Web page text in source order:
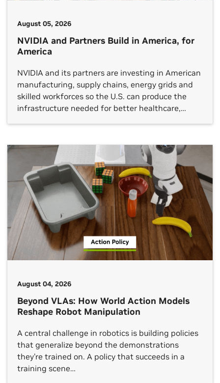
August 05, 2026
NVIDIA and Partners Build in America, for
America
NVIDIA and its partners are investing in American
manufacturing, supply chains, energy grids and
skilled workforces so the U.S. can produce the
infrastructure needed for better healthcare,
leadership.
August 04, 2026
Beyond VLAs: How World Action Models
Reshape Robot Manipulation
A central challenge in robotics is building policies
that generalize beyond the demonstrations
they’re trained on. A policy that succeeds in a
training scene…